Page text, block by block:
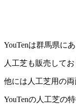
YouTenは群馬県に
人工芝も販売してお
他には人工芝用の
YouTenの人工芝の